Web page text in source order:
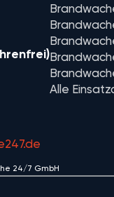
Alle
24/7 GmbH